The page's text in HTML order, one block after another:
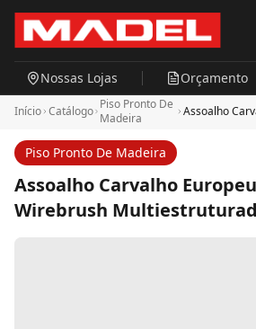
Pular para o conteúdo principal
Nossas Lojas Orçamento
Início Catálogo Piso Pronto De
Madeira
Assoalho
Piso Pronto De Madeira
Assoalho Carvalho
Wirebrush